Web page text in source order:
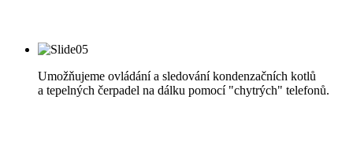
Umožňujeme ovládání a sledování kondenzačních kotlů
a tepelných čerpadel na dálku pomocí "chytrých" telefonů.